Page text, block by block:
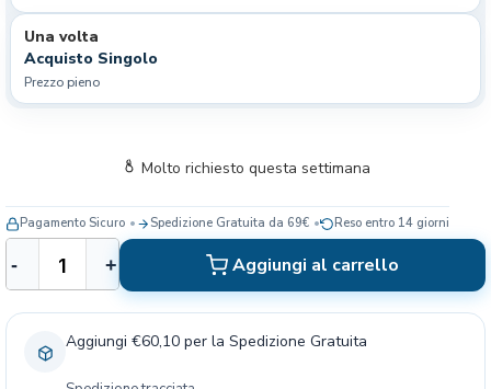
Una volta
Acquisto Singolo
Prezzo pieno
r
a
- + Aggiungi al carrello
Molto richiesto questa settimana
Pagamento Sicuro Spedizione Gratuita da 69€ Reso entro 14 giorni
Aggiungi €60,10 per la Spedizione Gratuita